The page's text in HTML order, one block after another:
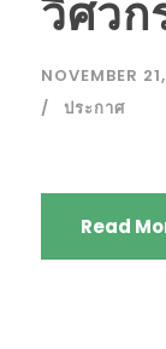
วิศวก
NOVEMBER
ประกาศ
Read